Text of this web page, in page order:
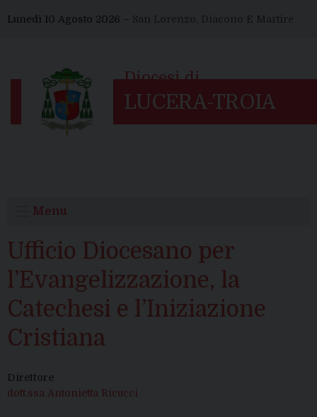
toLunedì 10 Agosto 2026 – San Lorenzo, Diacono E Martire
Menu
Ufficio Diocesano per
l’Evangelizzazione, la
Catechesi e l’Iniziazione
Cristiana
Direttore
dott.ssa Antonietta Ricucci